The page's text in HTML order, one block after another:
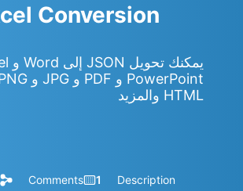
Conversion
HTML والمزيد
Description
1
Comments